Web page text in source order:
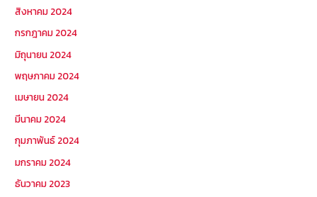
สิงหาคม 2024
กรกฎาคม 2024
มิถุนายน 2024
พฤษภาคม 2024
เมษายน 2024
มีนาคม 2024
กุมภาพันธ์ 2024
มกราคม 2024
ธันวาคม 2023